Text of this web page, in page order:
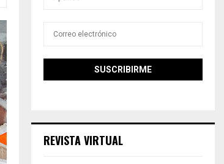
REVISTA VIRTUAL